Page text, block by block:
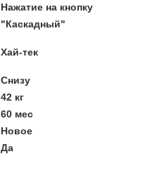
Нажатие на кнопку
"Каскадный"
Хай-тек
Снизу
42 кг
60 мес
Новое
Да